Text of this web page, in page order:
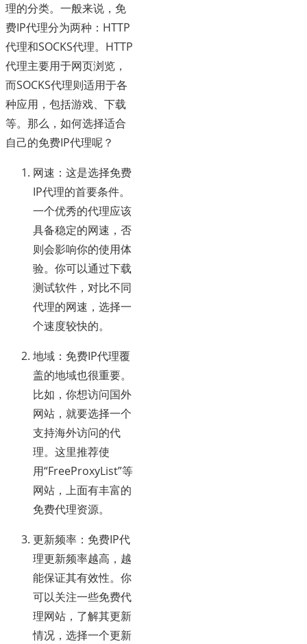
理的分类。一般来说，免
费IP代理分为两种：HTTP
代理和SOCKS代理。HTTP
代理主要用于网页浏览，
而SOCKS代理则适用于各
种应用，包括游戏、下载
等。那么，如何选择适合
自己的免费IP代理呢？
网速：这是选择免费
IP代理的首要条件。
一个优秀的代理应该
具备稳定的网速，否
则会影响你的使用体
验。你可以通过下载
测试软件，对比不同
代理的网速，选择一
个速度较快的。
地域：免费IP代理覆
盖的地域也很重要。
比如，你想访问国外
网站，就要选择一个
支持海外访问的代
理。这里推荐使
用“FreeProxyList”等
网站，上面有丰富的
免费代理资源。
更新频率：免费IP代
理更新频率越高，越
能保证其有效性。你
可以关注一些免费代
理网站，了解其更新
情况，选择一个更新